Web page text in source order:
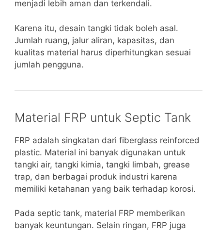
menjadi lebih aman dan terkendali.
Karena itu, desain tangki tidak boleh asal.
Jumlah ruang, jalur aliran, kapasitas, dan
kualitas material harus diperhitungkan sesuai
jumlah pengguna.
Material FRP untuk Septic Tank
FRP adalah singkatan dari fiberglass reinforced
plastic. Material ini banyak digunakan untuk
tangki air, tangki kimia, tangki limbah, grease
trap, dan berbagai produk industri karena
memiliki ketahanan yang baik terhadap korosi.
Pada septic tank, material FRP memberikan
banyak keuntungan. Selain ringan, FRP juga